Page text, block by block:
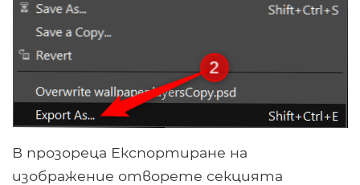
В прозореца Експортиране на
изображение отворете секцията